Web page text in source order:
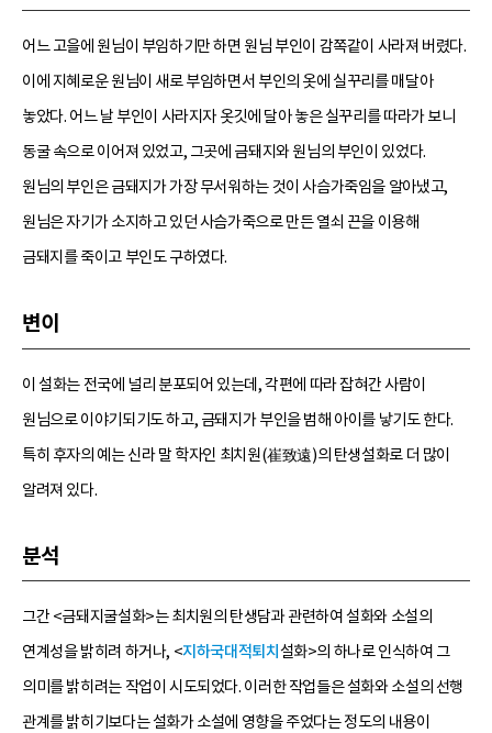
어느 고을에 원님이 부임하기만 하면 원님 부인이 감쪽같이 사라져 버렸다.
이에 지혜로운 원님이 새로 부임하면서 부인의 옷에 실꾸리를 매달아
놓았다. 어느 날 부인이 사라지자 옷깃에 달아 놓은 실꾸리를 따라가 보니
동굴 속으로 이어져 있었고, 그곳에 금돼지와 원님의 부인이 있었다.
원님의 부인은 금돼지가 가장 무서워하는 것이 사슴가죽임을 알아냈고,
원님은 자기가 소지하고 있던 사슴가죽으로 만든 열쇠 끈을 이용해
금돼지를 죽이고 부인도 구하였다.
변이
이 설화는 전국에 널리 분포되어 있는데, 각편에 따라 잡혀간 사람이
원님으로 이야기되기도 하고, 금돼지가 부인을 범해 아이를 낳기도 한다.
특히 후자의 예는 신라 말 학자인 최치원(崔致遠)의 탄생설화로 더 많이
알려져 있다.
분석
그간 <금돼지굴설화>는 최치원의 탄생담과 관련하여 설화와 소설의
연계성을 밝히려 하거나, <지하국대적퇴치 설화>의 하나로 인식하여 그
의미를 밝히려는 작업이 시도되었다. 이러한 작업들은 설화와 소설의 선행
관계를 밝히기보다는 설화가 소설에 영향을 주었다는 정도의 내용이